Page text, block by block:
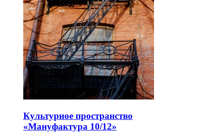
Культурное пространство
«Мануфактура 10/12»